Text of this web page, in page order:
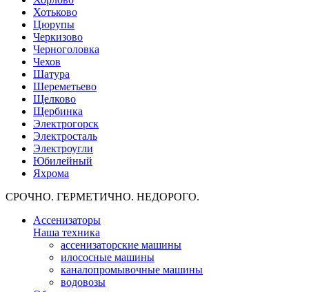
Хотьково
Цюрупы
Черкизово
Черноголовка
Чехов
Шатура
Шереметьево
Щелково
Щербинка
Электрогорск
Электросталь
Электроугли
Юбилейный
Яхрома
СРОЧНО. ГЕРМЕТИЧНО. НЕДОРОГО.
Ассенизаторы
Наша техника
ассенизаторские машины
илососные машины
каналопромывочные машины
водовозы